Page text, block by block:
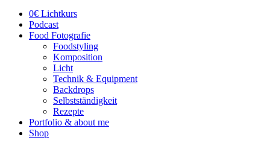
0€ Lichtkurs
Podcast
Food Fotografie
Foodstyling
Komposition
Licht
Technik & Equipment
Backdrops
Selbstständigkeit
Rezepte
Portfolio & about me
Shop